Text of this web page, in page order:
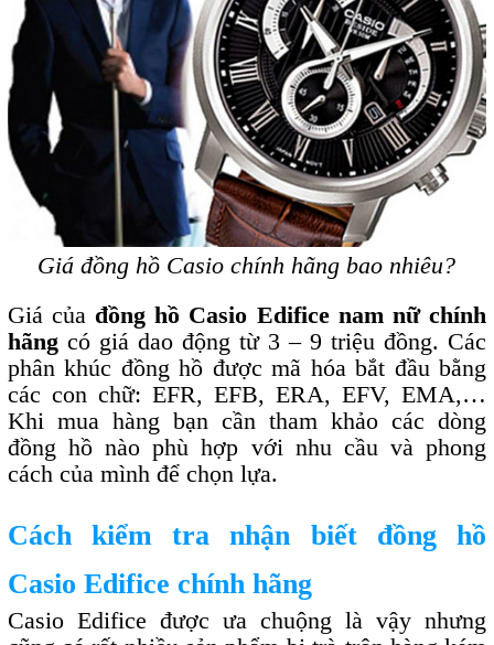
Giá đồng hồ Casio chính hãng bao nhiêu?
Giá của đồng hồ Casio Edifice nam nữ chính
hãngcó giá dao động từ 3 – 9 triệu đồng. Các
phân khúc đồng hồ được mã hóa bắt đầu bằng
các con chữ: EFR, EFB, ERA, EFV, EMA,…
Khi mua hàng bạn cần tham khảo các dòng
đồng hồ nào phù hợp với nhu cầu và phong
cách của mình để chọn lựa.
Cách kiểm tra nhận biết đồng hồ
Casio Edifice chính hãng
Casio Edifice được ưa chuộng là vậy nhưng